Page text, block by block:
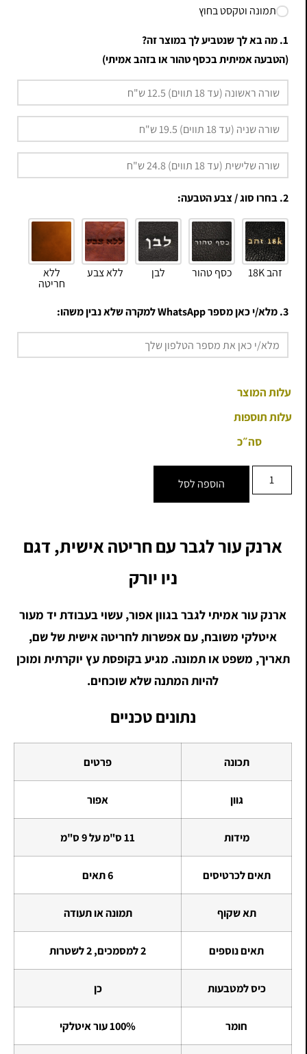
תמונה וטקסט בחוץ
1. מה בא לך שנטביע לך במוצר זה?
(הטבעה אמיתית בכסף טהור או בזהב אמיתי)
2. בחרו סוג / צבע הטבעה:
זהב 18K כסף טהור לבן ללא צבע ללא
חריטה
3. מלא/י כאן מספר WhatsApp למקרה שלא נבין משהו:
עלות המוצר
עלות תוספות
סה״כ
הוספה לסל
ארנק עור לגבר עם חריטה אישית, דגם
ניו יורק
ארנק עור אמיתי לגבר בגוון אפור, עשוי בעבודת יד מעור
איטלקי משובח, עם אפשרות לחריטה אישית של שם,
תאריך, משפט או תמונה. מגיע בקופסת עץ יוקרתית ומוכן
להיות המתנה שלא שוכחים.
נתונים טכניים
תכונה פרטים
גוון אפור
מידות 11 ס"מ על 9 ס"מ
תאים לכרטיסים 6 תאים
תא שקוף תמונה או תעודה
תאים נוספים 2 למסמכים, 2 לשטרות
כיס למטבעות כן
חומר 100% עור איטלקי